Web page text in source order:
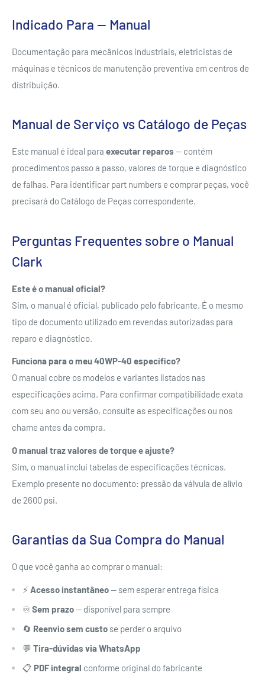
Indicado Para — Manual
Documentação para mecânicos industriais, eletricistas de
máquinas e técnicos de manutenção preventiva em centros de
distribuição.
Manual de Serviço vs Catálogo de Peças
Este manual é ideal para executar reparos — contém
procedimentos passo a passo, valores de torque e diagnóstico
de falhas. Para identificar part numbers e comprar peças, você
precisará do Catálogo de Peças correspondente.
Perguntas Frequentes sobre o Manual
Clark
Este é o manual oficial?
Sim, o manual é oficial, publicado pelo fabricante. É o mesmo
tipo de documento utilizado em revendas autorizadas para
reparo e diagnóstico.
Funciona para o meu 40WP-40 específico?
O manual cobre os modelos e variantes listados nas
especificações acima. Para confirmar compatibilidade exata
com seu ano ou versão, consulte as especificações ou nos
chame antes da compra.
O manual traz valores de torque e ajuste?
Sim, o manual inclui tabelas de especificações técnicas.
Exemplo presente no documento: pressão da válvula de alívio
de 2600 psi.
Garantias da Sua Compra do Manual
O que você ganha ao comprar o manual:
⚡ Acesso instantâneo— sem esperar entrega física
♾️Sem prazo— disponível para sempre
🔄 Reenvio sem custo se perder o arquivo
💬 Tira-dúvidas via WhatsApp
📋 PDF integral conforme original do fabricante